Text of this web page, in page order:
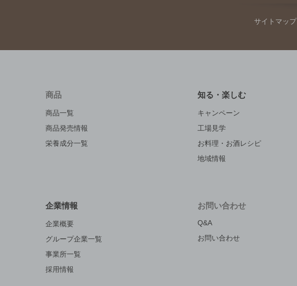
サイトマップ
商品
商品一覧
商品発売情報
栄養成分一覧
知る・楽しむ
キャンペーン
工場見学
お料理・お酒レシピ
地域情報
企業情報
企業概要
グループ企業一覧
事業所一覧
採用情報
お問い合わせ
Q&A
お問い合わせ